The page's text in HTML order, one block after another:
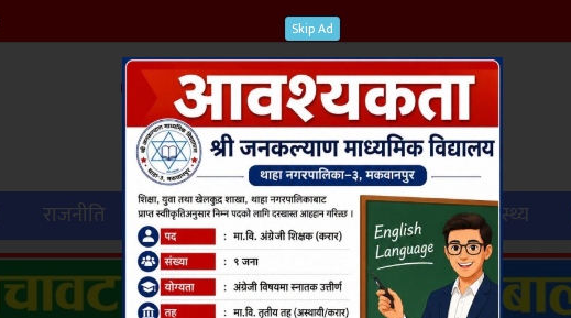
Skip Ad
राजनीति विश्व कृषि पर्यटन शिक्षा स्वास्थ्य